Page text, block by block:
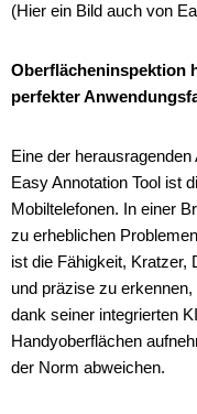
(Hier ein Bild auch von
Oberflächeninspektion
perfekter
Eine der
Easy Annotation Tool ist
Mobiltelefonen. In einer
zu erheblichen
ist die Fähigkeit, Kratzer,
und präzise zu
dank seiner integrierten
Handyoberflächen
der Norm abweichen.